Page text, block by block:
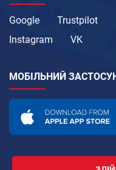
Google Trustpilot
Instagram
VK
МОБІЛЬНИЙ